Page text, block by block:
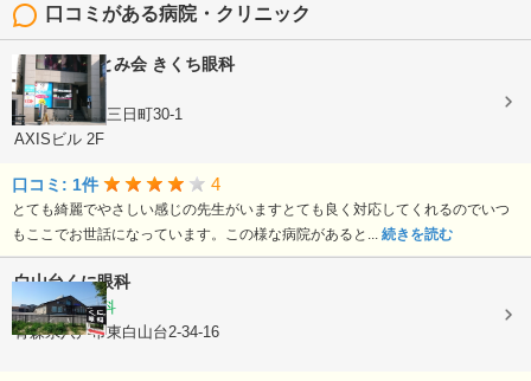
口コミがある病院・クリニック
医療法人ひとみ会 きくち眼科
眼科
青森県八戸市三日町30-1
AXISビル 2F
口コミ: 1件 4
とても綺麗でやさしい感じの先生がいますとても良く対応してくれるのでいつ
もここでお世話になっています。この様な病院があると... 続きを読む
白山台くに眼科
眼科, 小児眼科
青森県八戸市東白山台2-34-16